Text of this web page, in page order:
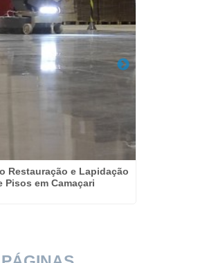
Restauração e Lapidação
Pisos em Camaçari